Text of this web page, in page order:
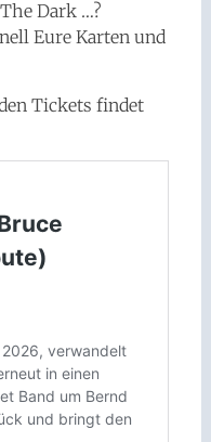
Dark …?
Eure Karten und
Tickets findet